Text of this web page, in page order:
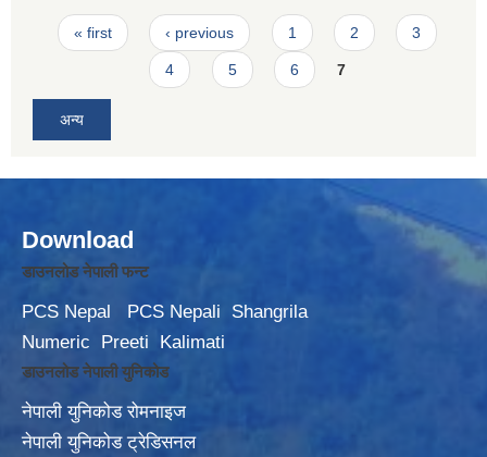
Pages
« first ‹ previous 1 2 3
4 5 6 7
अन्य
Download
डाउनलोड नेपाली फन्ट
PCS Nepal PCS Nepali
Shangrila
Numeric
Preeti Kalimati
डाउनलोड नेपाली युनिकोड
नेपाली युनिकोड रोमनाइज
नेपाली युनिकोड ट्रेडिसनल